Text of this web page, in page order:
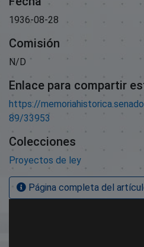
1936-08-28
Comisión
N/D
Enlace para compartir
https://
89/33953
Colecciones
Proyectos de ley
Página completa del